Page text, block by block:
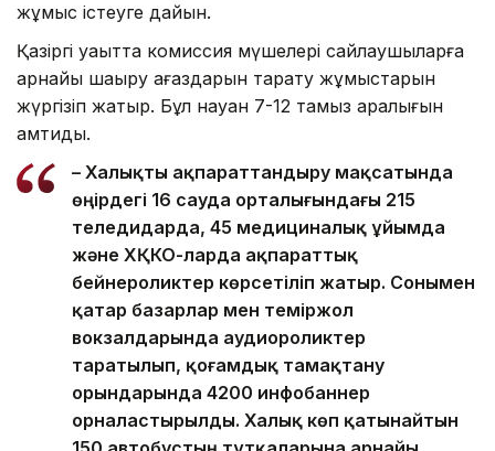
жұмыс істеуге дайын.
Қазіргі уақытта комиссия мүшелері сайлаушыларға
арнайы шақыру қағаздарын тарату жұмыстарын
жүргізіп жатыр. Бұл науқан 7-12 тамыз аралығын
қамтиды.
– Халықты ақпараттандыру мақсатында
өңірдегі 16 сауда орталығындағы 215
теледидарда, 45 медициналық ұйымда
және ХҚКО-ларда ақпараттық
бейнероликтер көрсетіліп жатыр. Сонымен
қатар базарлар мен теміржол
вокзалдарында аудиороликтер
таратылып, қоғамдық тамақтану
орындарында 4200 инфобаннер
орналастырылды. Халық көп қатынайтын